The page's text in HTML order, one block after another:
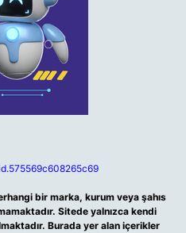
bir marka, kurum veya şahıs
Sitede yalnızca kendi
Burada yer alan içerikler